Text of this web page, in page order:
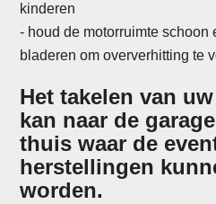
kinderen
- houd de motorruimte schoon
bladeren om oververhitting te
Het takelen van
kan naar de
thuis waar de
herstellingen
worden.